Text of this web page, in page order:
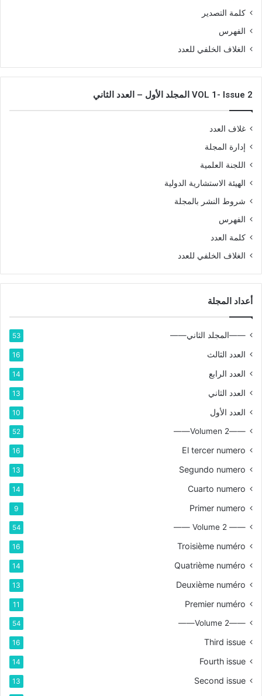
كلمة التصدير
الفهرس
الغلاف الخلفي للعدد
VOL 1- Issue 2 المجلد الأول – العدد الثاني
غلاف العدد
إدارة المجلة
اللجنة العلمية
الهيئة الاستشارية الدولية
شروط النشر بالمجلة
الفهرس
كلمة العدد
الغلاف الخلفي للعدد
أعداد المجلة
——المجلد الثاني—— 53
العدد الثالث 16
العدد الرابع 14
العدد الثاني 13
العدد الأول 10
——Volumen 2——
52
El tercer numero
16
Segundo numero
13
Cuarto numero
14
Primer numero
9
—— Volume 2 ——
54
Troisième numéro
16
Quatrième numéro
14
Deuxième numéro
13
Premier numéro
11
——Volume 2——
54
Third issue
16
Fourth issue
14
Second issue
13